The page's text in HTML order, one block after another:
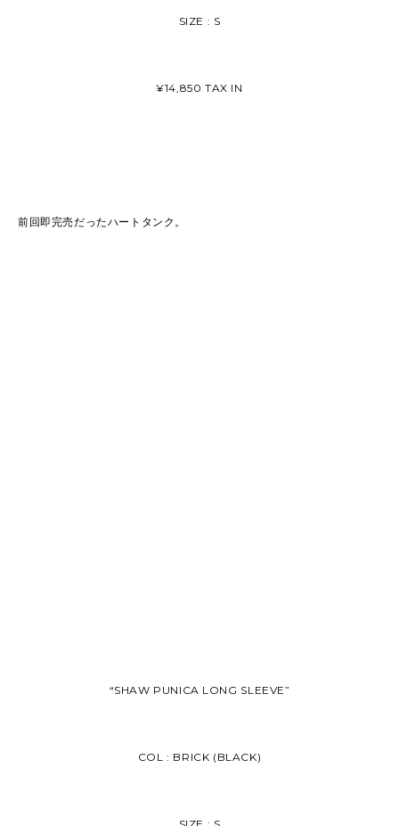
SIZE : S
¥14,850 TAX IN
前回即完売だったハートタンク。
“SHAW PUNICA LONG SLEEVE”
COL : BRICK (BLACK)